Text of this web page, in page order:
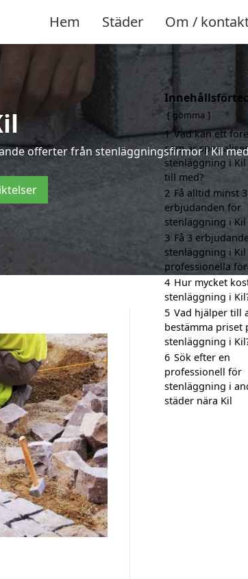
Hem Städer Om /
offerter från stenläggningsfirmor i Kil
gömma
1 Vad kan ett
som är
stenläggning i
till med?
2 Få alltid minst 3
erbjudanden för
stenläggning i Kil
3 Få 3
stenläggning i
professionella
4 Hur mycket
stenläggning i
5 Vad hjälper till
bestämma priset
stenläggning i
6 Sök efter en
professionell för
stenläggning i
städer nära Kil